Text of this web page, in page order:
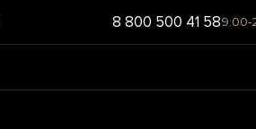
8 800 500 41 589:00-